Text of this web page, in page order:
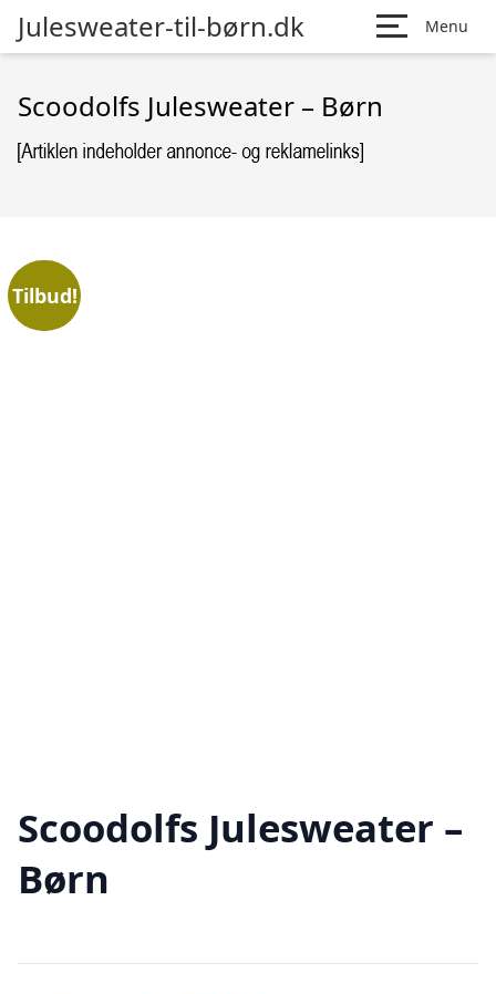
Julesweater-til-børn.dk Menu
Scoodolfs Julesweater – Børn
Tilbud!
Scoodolfs Julesweater –
Børn